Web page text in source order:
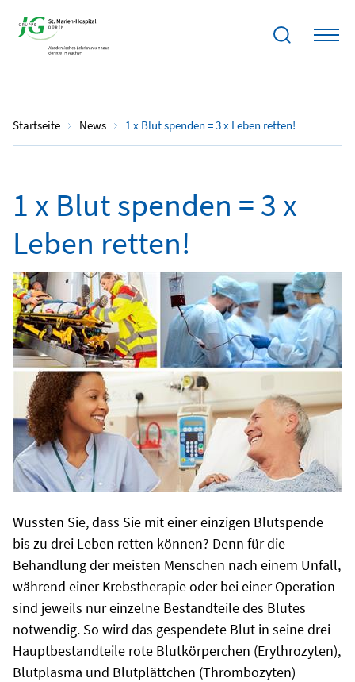
Startseite News 1 x Blut spenden = 3 x Leben retten!
22.08.2022
1 x Blut spenden = 3 x
Leben retten!
Wussten Sie, dass Sie mit einer einzigen Blutspende
bis zu drei Leben retten können? Denn für die
Behandlung der meisten Menschen nach einem Unfall,
während einer Krebstherapie oder bei einer Operation
sind jeweils nur einzelne Bestandteile des Blutes
notwendig. So wird das gespendete Blut in seine drei
Hauptbestandteile rote Blutkörperchen (Erythrozyten),
Blutplasma und Blutplättchen (Thrombozyten)